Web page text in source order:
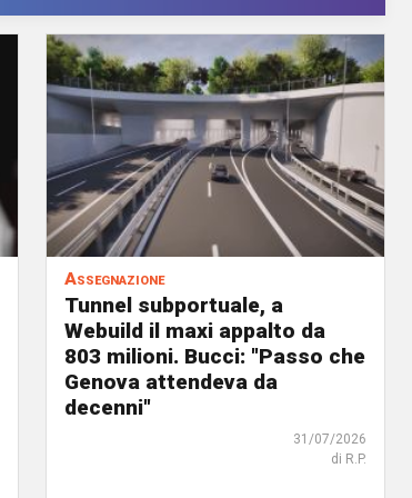
Assegnazione
Tunnel subportuale, a
Webuild il maxi appalto da
803 milioni. Bucci: "Passo che
Genova attendeva da
decenni"
31/07/2026
di R.P.